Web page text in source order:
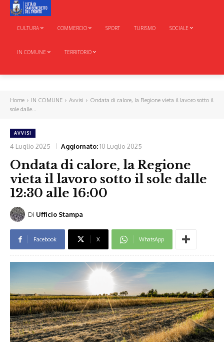
CULTURA COMMERCIO SPORT TURISMO SOCIALE
IN COMUNE TERRITORIO
Home IN COMUNE Avvisi
Ondata di calore, la Regione vieta il lavoro sotto il
sole dalle...
AVVISI
4 Luglio 2025 Aggiornato:10 Luglio 2025
Ondata di calore, la Regione
vieta il lavoro sotto il sole dalle
12:30 alle 16:00
Di Ufficio Stampa
Facebook X WhatsApp